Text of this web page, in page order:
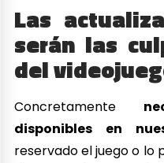
Las
serán las
del
Concretamente
disponibles en
reservado el juego o lo